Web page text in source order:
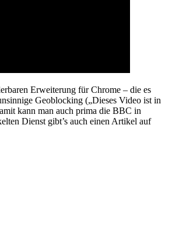
Erweiterung für Chrome – die es
Geoblocking („Dieses Video ist in
kann man auch prima die BBC in
Dienst gibt’s auch einen Artikel auf